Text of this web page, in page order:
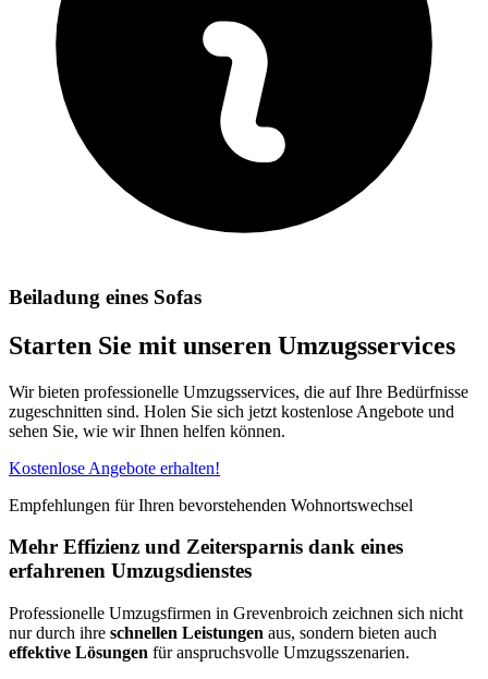
Beiladung eines Sofas
Starten Sie mit unseren Umzugsservices
Wir bieten professionelle Umzugsservices, die auf Ihre Bedürfnisse
zugeschnitten sind. Holen Sie sich jetzt kostenlose Angebote und
sehen Sie, wie wir Ihnen helfen können.
Kostenlose Angebote erhalten!
Empfehlungen für Ihren bevorstehenden Wohnortswechsel
Mehr Effizienz und Zeitersparnis dank eines
erfahrenen Umzugsdienstes
Professionelle Umzugsfirmen in Grevenbroich zeichnen sich nicht
nur durch ihre schnellen Leistungen aus, sondern bieten auch
effektive Lösungen für anspruchsvolle Umzugsszenarien.